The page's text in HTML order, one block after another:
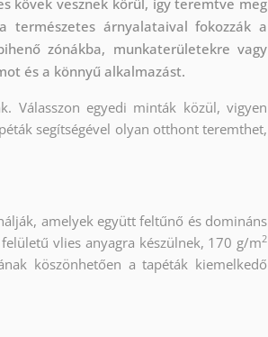
árnyalataival fokozzák a
zónákba, munkaterületekre vagy
és a könnyű alkalmazást.
Válasszon egyedi minták közül, vigyen
segítségével olyan otthont teremthet,
amelyek együtt feltűnő és domináns
vlies anyagra készülnek, 170 g/m2
köszönhetően a tapéták kiemelkedő